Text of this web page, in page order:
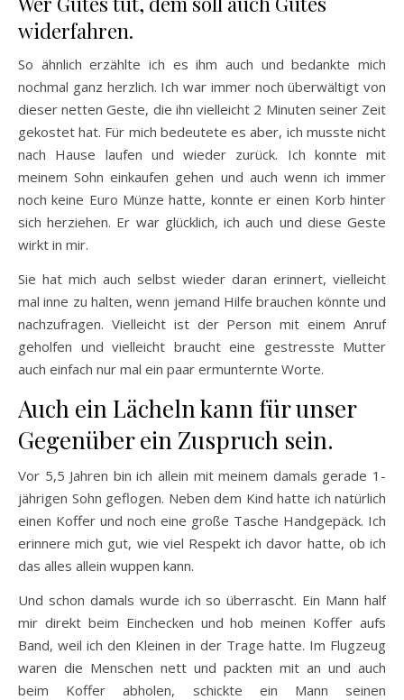
widerfahren.
So ähnlich erzählte ich es ihm auch und bedankte mich
nochmal ganz herzlich. Ich war immer noch überwältigt von
dieser netten Geste, die ihn vielleicht 2 Minuten seiner Zeit
gekostet hat. Für mich bedeutete es aber, ich musste nicht
nach Hause laufen und wieder zurück. Ich konnte mit
meinem Sohn einkaufen gehen und auch wenn ich immer
noch keine Euro Münze hatte, konnte er einen Korb hinter
sich herziehen. Er war glücklich, ich auch und diese Geste
wirkt in mir.
Sie hat mich auch selbst wieder daran erinnert, vielleicht
mal inne zu halten, wenn jemand Hilfe brauchen könnte und
nachzufragen. Vielleicht ist der Person mit einem Anruf
geholfen und vielleicht braucht eine gestresste Mutter
auch einfach nur mal ein paar ermunternte Worte.
Auch ein Lächeln kann für unser
Gegenüber ein Zuspruch sein.
Vor 5,5 Jahren bin ich allein mit meinem damals gerade 1-
jährigen Sohn geflogen. Neben dem Kind hatte ich natürlich
einen Koffer und noch eine große Tasche Handgepäck. Ich
erinnere mich gut, wie viel Respekt ich davor hatte, ob ich
das alles allein wuppen kann.
Und schon damals wurde ich so überrascht. Ein Mann half
mir direkt beim Einchecken und hob meinen Koffer aufs
Band, weil ich den Kleinen in der Trage hatte. Im Flugzeug
waren die Menschen nett und packten mit an und auch
beim Koffer abholen, schickte ein Mann seinen